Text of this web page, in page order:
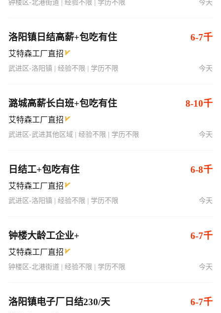
钟楼区-北港街道 | 经验不限 | 学历不限 今天
洛阳镇日结高薪+包吃有住 6-7千
艾特森工厂直招
武进区-洛阳镇 | 经验不限 | 学历不限 今天
潞城高薪长白班+包吃有住 8-10千
艾特森工厂直招
武进区-武进其他区域 | 经验不限 | 学历不限 今天
日结工+包吃有住 6-8千
艾特森工厂直招
武进区-洛阳镇 | 经验不限 | 学历不限 今天
钟楼大龄工企业+ 6-7千
艾特森工厂直招
钟楼区-北港街道 | 经验不限 | 学历不限 今天
洛阳镇电子厂日结230/天 6-7千